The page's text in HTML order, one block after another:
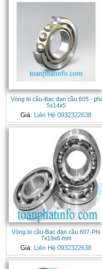
Vòng bi cầu-Bạc đạn cầu 605 - phi
5x14x5
Giá: Liên Hệ 0932322638
Vòng bi cầu-Bạc đạn cầu 607-Phi
7x19x6 mm
Giá: Liên Hệ 0932322638